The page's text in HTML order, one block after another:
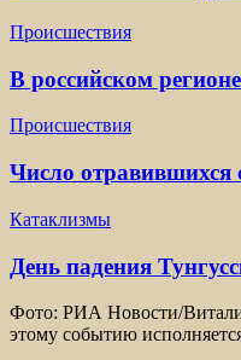
Происшествия
В российском
Происшествия
Число отравившихся
Катаклизмы
День падения
Фото: РИА Новости/
этому событию